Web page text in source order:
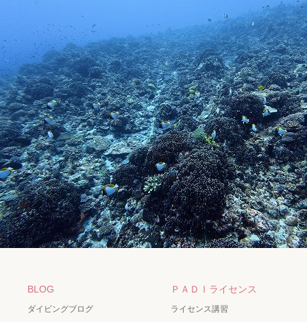
BLOG
ダイビングブログ
ＰＡＤＩライセンス
ライセンス講習